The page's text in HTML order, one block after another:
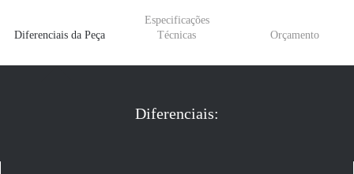
Diferenciais da Peça
Especificações
Técnicas
Orçamento
Diferenciais: